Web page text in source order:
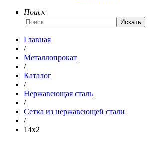
Поиск
Искать
Главная
/
Металлопрокат
/
Каталог
/
Нержавеющая сталь
/
Сетка из нержавеющей стали
/
14x2